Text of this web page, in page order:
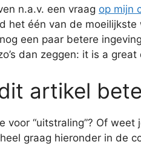
n.a.v. een vraag op mijn
het één van de
een paar betere
dan zeggen: it is a great
artikel
voor “uitstraling”? Of
graag hieronder in de